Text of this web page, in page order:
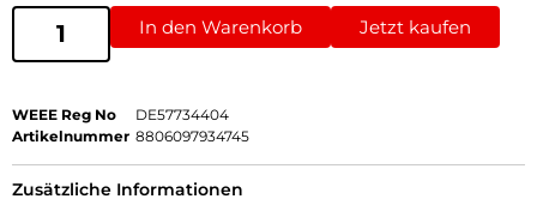
In den Warenkorb Jetzt kaufen
WEEE Reg No
DE57734404
Artikelnummer 8806097934745
Zusätzliche Informationen